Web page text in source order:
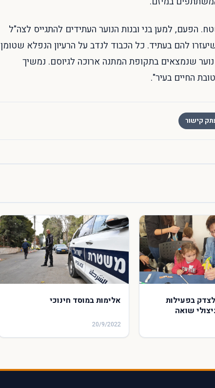
הפעם, למען בני ובנות הנוער העתידים להתגייס לצה"ל
להם בעתיד. כל הכבוד לנדב על הרעיון הנפלא שטומן
נוער שנמצאים בתקופת המתנה ארוכה לגיוסם. נמשיך
החיים בעיר".
קישור
בפעילות
שואה
אלימות במוסד חינוכי
20/9/2022